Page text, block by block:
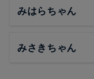
みはらちゃん
みさきちゃん